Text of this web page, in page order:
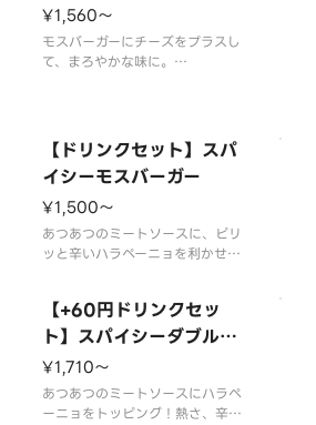
がございます。※食材の増減量・
不使用等のご要望には
¥1,560〜
モスバーガーにチーズをプラスし
て、まろやかな味に。
チェックを付けた場合でスープを
2種以上ご購入の場合はすべての
スプーンが提供されません。
※食材の増減量・不使用等のご要
望にはお
【ドリンクセット】スパ
イシーモスバーガー
¥1,500〜
あつあつのミートソースに、ピリ
ッと辛いハラペーニョを利かせた
※辛くて食べられない場合がござ
いますので、お子さまなど、辛い
い。
※食材の増減量・不使用等のご要
望にはお応えいた
【+60円ドリンクセッ
ト】スパイシーダブルモ
スバーガー
¥1,710〜
あつあつのミートソースにハラペ
ーニョをトッピング！熱さ、辛さ